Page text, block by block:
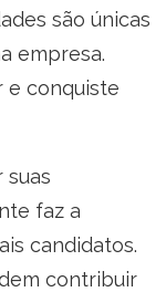
são únicas
empresa.
e conquiste
suas
faz a
candidatos.
contribuir